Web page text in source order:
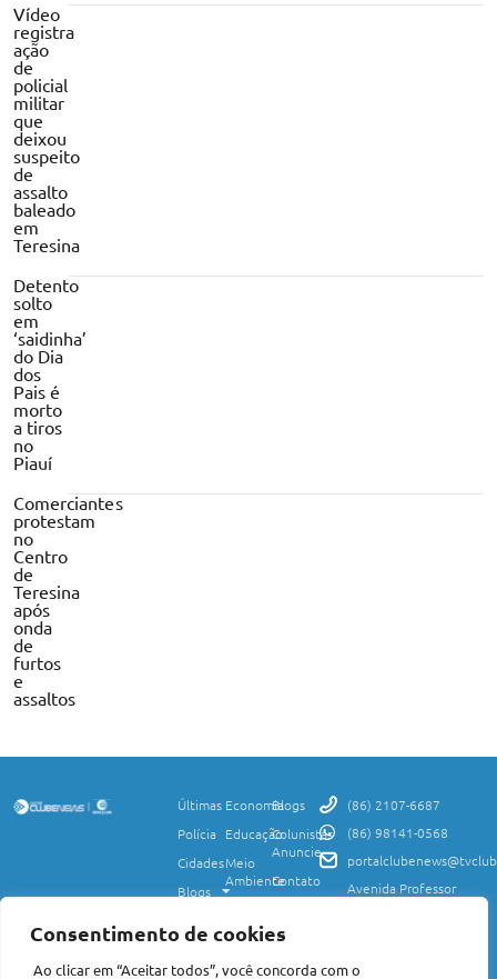
Consentimento de cookies
Ao clicar em “Aceitar todos”, você concorda com o
Vídeo
registra
ação
de
policial
militar
que
deixou
suspeito
de
assalto
baleado
em
Teresina
Detento
solto
em
‘saidinha’
do Dia
dos
Pais é
morto
a tiros
no
Piauí
Comerciantes
protestam
no
Centro
de
Teresina
após
onda
de
furtos
e
assaltos
Últimas
Polícia
Cidades
Blogs
Economia
Educação
Meio
Ambiente
Saúde
Mundo
Blogs
Colunistas
Anuncie
Contato
de Uso
(86) 2107-6687
(86) 98141-0568
Avenida Professor